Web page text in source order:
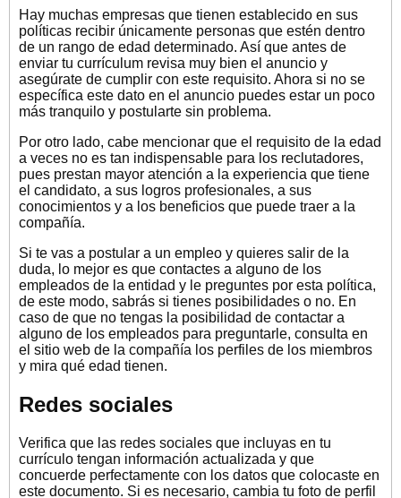
Hay muchas empresas que tienen establecido en sus
políticas recibir únicamente personas que estén dentro
de un rango de edad determinado. Así que antes de
enviar tu currículum revisa muy bien el anuncio y
asegúrate de cumplir con este requisito. Ahora si no se
específica este dato en el anuncio puedes estar un poco
más tranquilo y postularte sin problema.
Por otro lado, cabe mencionar que el requisito de la edad
a veces no es tan indispensable para los reclutadores,
pues prestan mayor atención a la experiencia que tiene
el candidato, a sus logros profesionales, a sus
conocimientos y a los beneficios que puede traer a la
compañía.
Si te vas a postular a un empleo y quieres salir de la
duda, lo mejor es que contactes a alguno de los
empleados de la entidad y le preguntes por esta política,
de este modo, sabrás si tienes posibilidades o no. En
caso de que no tengas la posibilidad de contactar a
alguno de los empleados para preguntarle, consulta en
el sitio web de la compañía los perfiles de los miembros
y mira qué edad tienen.
Redes sociales
Verifica que las redes sociales que incluyas en tu
currículo tengan información actualizada y que
concuerde perfectamente con los datos que colocaste en
este documento. Si es necesario, cambia tu foto de perfil